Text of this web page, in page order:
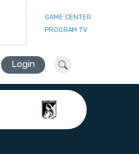
GAME CENTER
PROGRAM TV
Login